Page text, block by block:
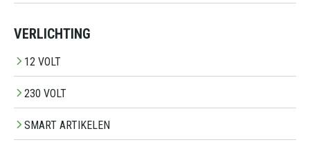
VERLICHTING
12 VOLT
230 VOLT
SMART ARTIKELEN